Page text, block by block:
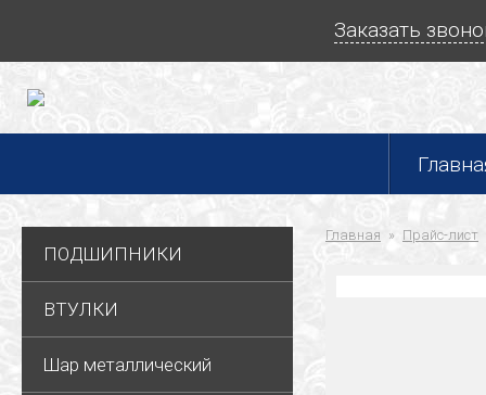
Заказать
ПОДШИПНИКИ
ВТУЛКИ
Шар металлический
Главная Прайс-лист